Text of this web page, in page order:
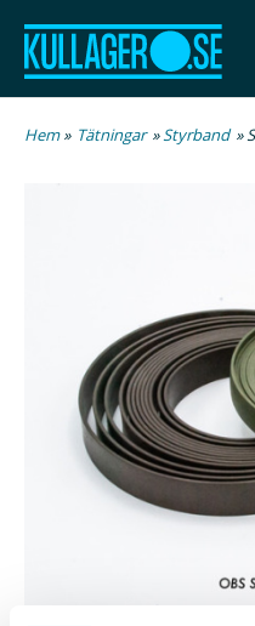
Hem» Tätningar »Styrband »